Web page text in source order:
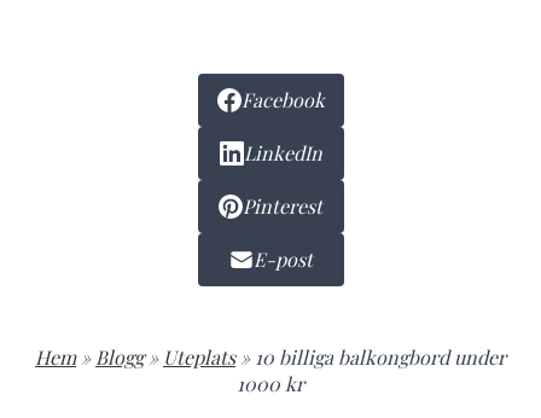
Facebook
LinkedIn
Pinterest
E-post
Hem » Blogg » Uteplats » 10 billiga balkongbord under
1000 kr